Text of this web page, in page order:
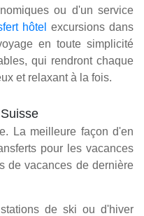
ou d'un service
hôtel excursions dans
en toute simplicité
qui rendront chaque
et relaxant à la fois.
La meilleure façon d'en
pour les vacances
de vacances de dernière
de ski ou d'hiver